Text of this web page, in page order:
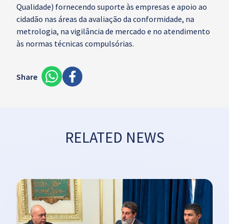
Qualidade) fornecendo suporte às empresas e apoio ao
cidadão nas áreas da avaliação da conformidade, na
metrologia, na vigilância de mercado e no atendimento
às normas técnicas compulsórias.
Share
RELATED NEWS